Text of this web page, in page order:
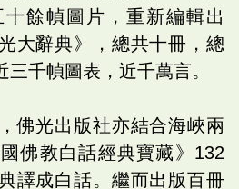
餘幀圖片，重新編輯出
大辭典》，總共十冊，總
千幀圖表，近千萬言。
佛光出版社亦結合海峽兩
佛教白話經典寶藏》132
譯成白話。繼而出版百冊